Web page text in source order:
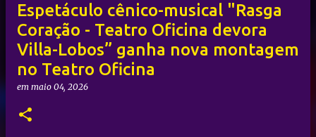
Espetáculo cênico-musical "Rasga
Coração - Teatro Oficina devora
Villa-Lobos” ganha nova montagem
no Teatro Oficina
em maio 04, 2026